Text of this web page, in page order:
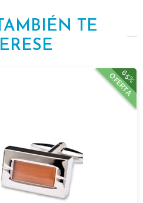
TE
65%
OFERTA